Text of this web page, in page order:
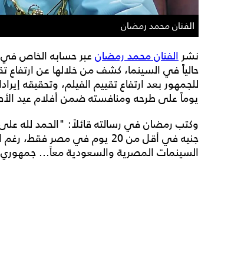
الفنان محمد رمضان
نشر الفنان محمد رمضان عبر حسابه الخاص
حالياً في السينما، كشف من خلالها عن ارتفاع
يوماً على طرحه ومنافسته ضمن أفلام عيد
جنيه في أقل من 20 يوم في
السينمات المصرية والسعودية معاً...